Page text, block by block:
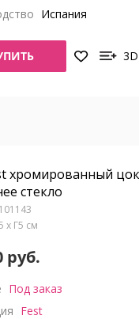
Испания
хромированный
стекло
101143
x Г5 см
руб.
Под заказ
Fest